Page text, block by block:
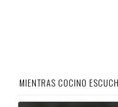
MIENTRAS COCINO